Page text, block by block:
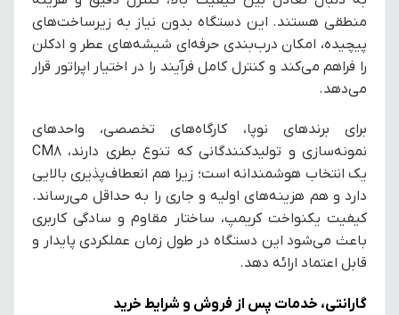
منطقی هستند. این دستگاه بدون نیاز به زیرساخت‌های
پیچیده، امکان درب‌بندی حرفه‌ای شیشه‌های عطر و ادکلن
را فراهم می‌کند و کنترل کامل فرآیند را در اختیار اپراتور قرار
می‌دهد.
برای برندهای نوپا، کارگاه‌های تخصصی، واحدهای
نمونه‌سازی و تولیدکنندگانی که تنوع بطری دارند، CM8
یک انتخاب هوشمندانه است؛ زیرا هم انعطاف‌پذیری بالایی
دارد و هم هزینه‌های اولیه و جاری را به حداقل می‌رساند.
کیفیت یکنواخت کریمپ، ساختار مقاوم و سادگی کاربری
باعث می‌شود این دستگاه در طول زمان عملکردی پایدار و
قابل اعتماد ارائه دهد.
گارانتی، خدمات پس از فروش و شرایط خرید